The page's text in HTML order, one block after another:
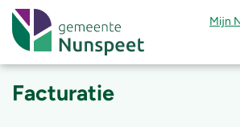
Mijn
Facturatie